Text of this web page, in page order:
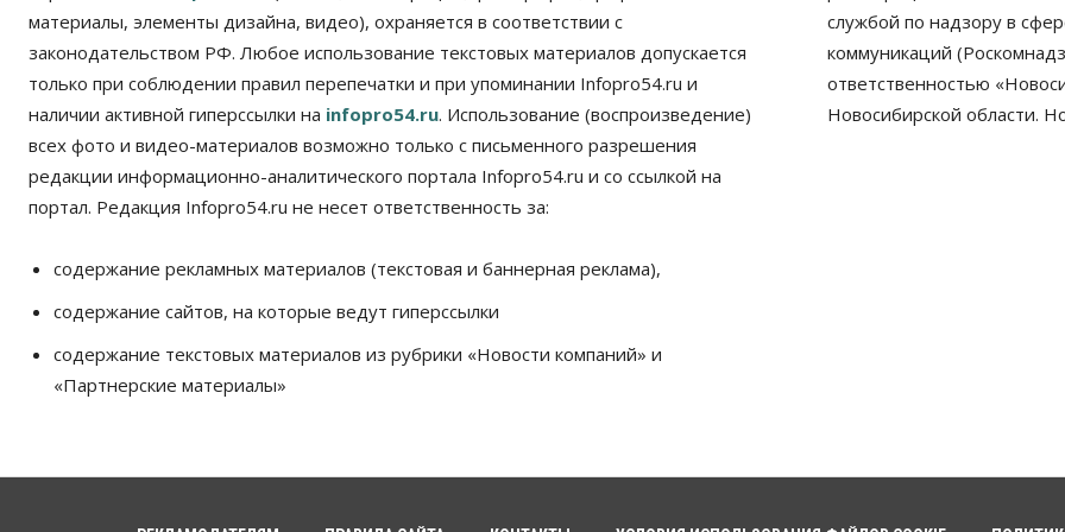
материалы, элементы дизайна, видео), охраняется в соответствии с
законодательством РФ. Любое использование текстовых материалов допускается
только при соблюдении правил перепечатки и при упоминании Infopro54.ru и
наличии активной гиперссылки на infopro54.ru. Использование (воспроизведение)
всех фото и видео-материалов возможно только с письменного разрешения
редакции информационно-аналитического портала Infopro54.ru и со ссылкой на
портал. Редакция Infopro54.ru не несет ответственность за:
содержание рекламных материалов (текстовая и баннерная реклама),
содержание сайтов, на которые ведут гиперссылки
содержание текстовых материалов из рубрики «Новости компаний» и
«Партнерские материалы»
службой по надзору в
коммуникаций
ответственностью
Новосибирской области.